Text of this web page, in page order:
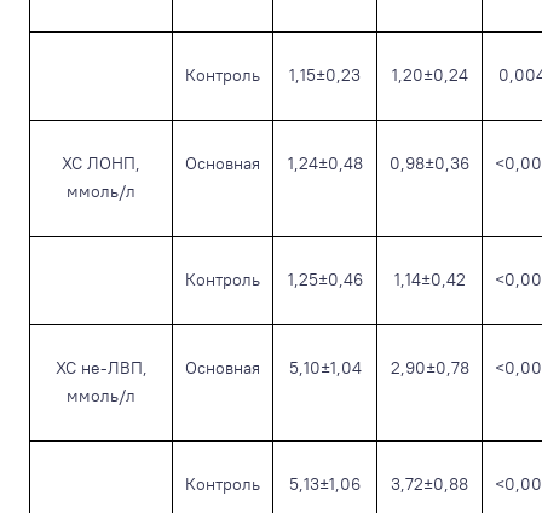
Контроль 1,15±0,23 1,20±0,24
ХС ЛОНП,
ммоль/л
Основная 1,24±0,48 0,98±0,36
Контроль 1,25±0,46 1,14±0,42
ХС не-ЛВП,
ммоль/л
Основная 5,10±1,04 2,90±0,78
Контроль 5,13±1,06 3,72±0,88